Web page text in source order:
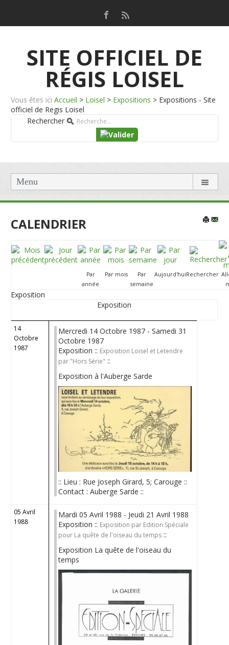
SITE OFFICIEL DE
RÉGIS LOISEL
Vous êtes ici Accueil > Loisel > Expositions > Expositions - Site
officiel de Regis Loisel
Rechercher
Menu
CALENDRIER
Par
année
Par mois
Par
semaine
Aujourd'huiRechercher
Exposition
Exposition
14
Octobre
1987
Mercredi 14 Octobre 1987 - Samedi 31
Octobre 1987
Exposition :: Exposition Loisel et Letendre
par "Hors Série" ::
Exposition à l'Auberge Sarde
:: Lieu : Rue Joseph Girard, 5; Carouge ::
Contact : Auberge Sarde ::
05 Avril
1988
Mardi 05 Avril 1988 - Jeudi 21 Avril 1988
Exposition :: Exposition par Edition Spéciale
pour La quête de l'oiseau du temps ::
Exposition La quête de l'oiseau du
temps